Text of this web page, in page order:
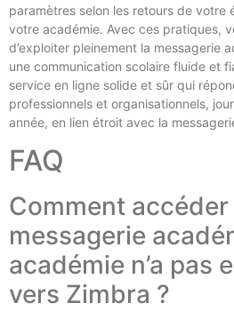
paramètres selon les retours de votre
votre académie. Avec ces pratiques,
d’exploiter pleinement la messagerie
une communication scolaire fluide et
service en ligne solide et sûr qui
professionnels et organisationnels,
année, en lien étroit avec la
FAQ
Comment accéder
messagerie
académie n’a pas
vers Zimbra ?